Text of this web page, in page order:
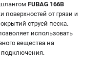
10-67FUBAG 166B
поверхностей от грязи и
струей песка.
использовать
вещества на
подключения.